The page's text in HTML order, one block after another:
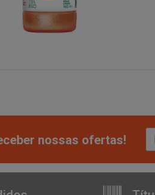
nossas ofertas!